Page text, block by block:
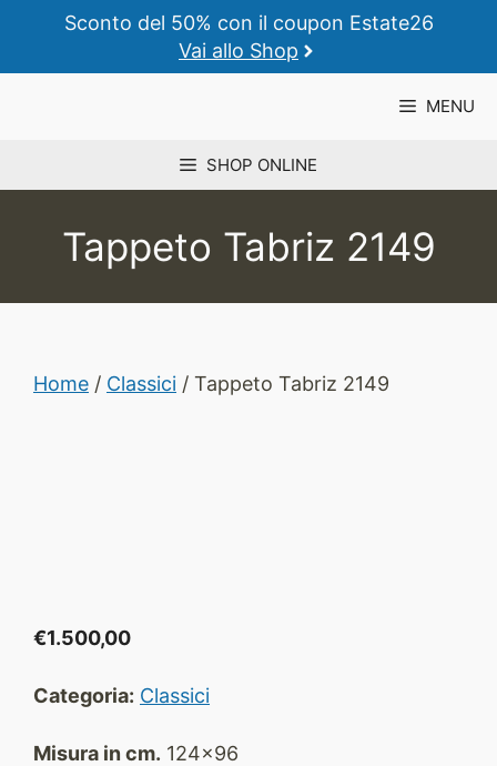
contenuto
Sconto del 50% con il coupon Estate26
Vai allo Shop
MENU
SHOP ONLINE
Tappeto Tabriz 2149
Home / Classici / Tappeto Tabriz 2149
€1.500,00
Categoria: Classici
Misura in cm. 124x96